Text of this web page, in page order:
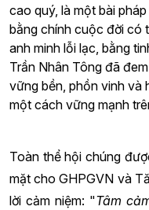
cao quý, là một bài
bằng chính cuộc đời có
anh minh lỗi lạc, bằng
Trần Nhân Tông đã
vững bền, phồn vinh và
một cách vững mạnh
Toàn thể hội chúng
mặt cho GHPGVN và
lời cảm niệm: "Tâm